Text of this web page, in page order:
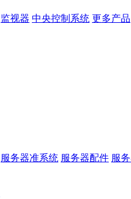
监视器 中央控制系统 更多产品
服务器准系统 服务器配件 服